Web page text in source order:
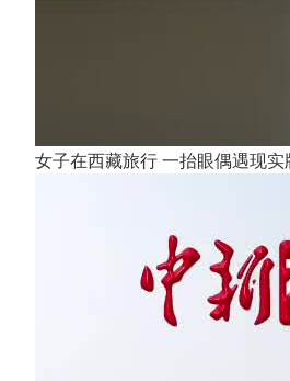
女子在西藏旅行 一抬眼偶遇现实